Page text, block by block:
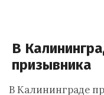
В
призывника
В Калининграде